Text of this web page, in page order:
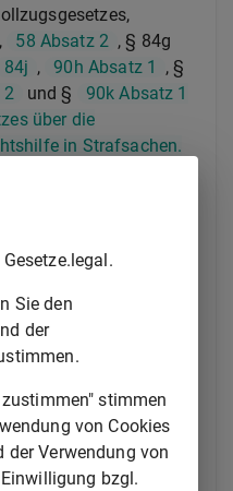
, 58 Absatz 2 , § 84g
84j , 90h Absatz 1
, §
2
und §
90k Absatz 1
über die
in Strafsachen.
über
zu
eine
über die
aller Strafen.
weisen
1 Satz 2 Nr. 3 für
bei denen
zu
1 Satz 1
Sie den
der
stimmen
von Cookies
der Verwendung von
bzgl.